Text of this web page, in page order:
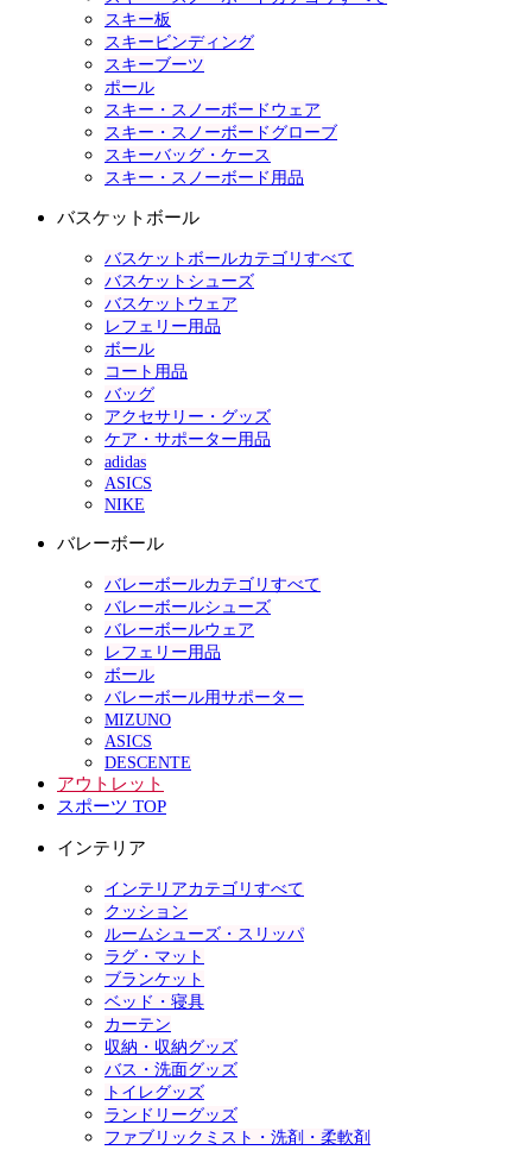
スキー板
スキービンディング
スキーブーツ
ポール
スキー・スノーボードウェア
スキー・スノーボードグローブ
スキーバッグ・ケース
スキー・スノーボード用品
バスケットボール
バスケットボールカテゴリすべて
バスケットシューズ
バスケットウェア
レフェリー用品
ボール
コート用品
バッグ
アクセサリー・グッズ
ケア・サポーター用品
adidas
ASICS
NIKE
バレーボール
バレーボールカテゴリすべて
バレーボールシューズ
バレーボールウェア
レフェリー用品
ボール
バレーボール用サポーター
MIZUNO
ASICS
DESCENTE
アウトレット
スポーツ TOP
インテリア
インテリアカテゴリすべて
クッション
ルームシューズ・スリッパ
ラグ・マット
ブランケット
ベッド・寝具
カーテン
収納・収納グッズ
バス・洗面グッズ
トイレグッズ
ランドリーグッズ
ファブリックミスト・洗剤・柔軟剤